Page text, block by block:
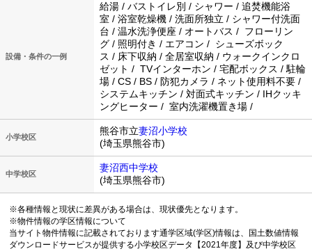
設備・条件の一例
給湯 / バストイレ別 / シャワー / 追焚機能浴
室 / 浴室乾燥機 / 洗面所独立 / シャワー付洗面
台 / 温水洗浄便座 / オートバス / フローリン
グ / 照明付き / エアコン / シューズボック
ス / 床下収納 / 全居室収納 / ウォークインクロ
ゼット / TVインターホン / 宅配ボックス / 駐輪
場 / CS / BS / 防犯カメラ / ネット使用料不要 /
システムキッチン / 対面式キッチン / IHクッキ
ングヒーター / 室内洗濯機置き場 /
小学校区
熊谷市立妻沼小学校
(埼玉県熊谷市)
中学校区
妻沼西中学校
(埼玉県熊谷市)
※各種情報と現状に差異がある場合は、現状優先となります。
※物件情報の学区情報について
当サイト物件情報に記載されております通学区域(学区)情報は、国土数値情報
ダウンロードサービスが提供する小学校区データ【2021年度】及び中学校区